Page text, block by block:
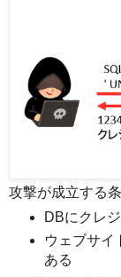
攻撃が成立する
DBにクレ
ウェブサイ
ある